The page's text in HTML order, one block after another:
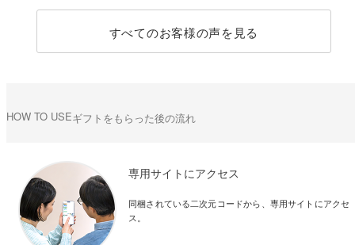
すべてのお客様の声を見る
HOW TO USEギフトをもらった後の流れ
専用サイトにアクセス
同梱されている二次元コードから、専用サイトにアクセ
ス。